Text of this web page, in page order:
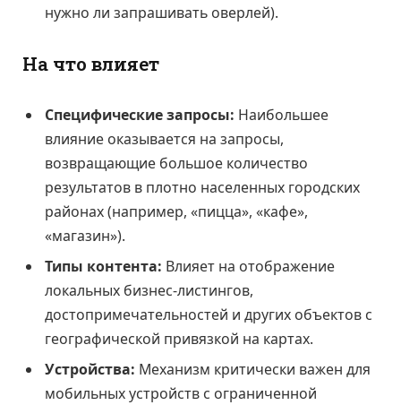
нужно ли запрашивать оверлей).
На что влияет
Специфические запросы: Наибольшее
влияние оказывается на запросы,
возвращающие большое количество
результатов в плотно населенных городских
районах (например, «пицца», «кафе»,
«магазин»).
Типы контента: Влияет на отображение
локальных бизнес-листингов,
достопримечательностей и других объектов с
географической привязкой на картах.
Устройства: Механизм критически важен для
мобильных устройств с ограниченной